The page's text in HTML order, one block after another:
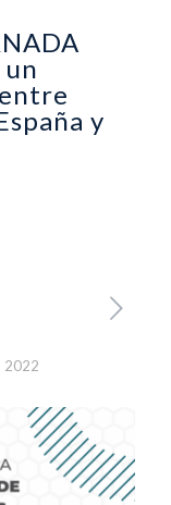
un
y
2022